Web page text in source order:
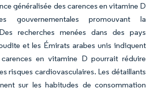
généralisée des carences en vitamine D
gouvernementales promouvant la
recherches menées dans des pays
et les Émirats arabes unis indiquent
en vitamine D pourrait réduire
risques cardiovasculaires. Les détaillants
sur les habitudes de consommation